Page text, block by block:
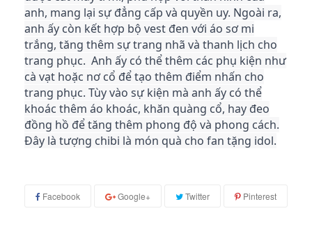
anh, mang lại sự đẳng cấp và quyền uy. Ngoài ra,
anh ấy còn kết hợp bộ vest đen với áo sơ mi
trắng, tăng thêm sự trang nhã và thanh lịch cho
trang phục. Anh ấy có thể thêm các phụ kiện như
cà vạt hoặc nơ cổ để tạo thêm điểm nhấn cho
trang phục. Tùy vào sự kiện mà anh ấy có thể
khoác thêm áo khoác, khăn quàng cổ, hay đeo
đồng hồ để tăng thêm phong độ và phong cách.
Đây là tượng chibi là món quà cho fan tặng idol.
Facebook Google+ Twitter Pinterest